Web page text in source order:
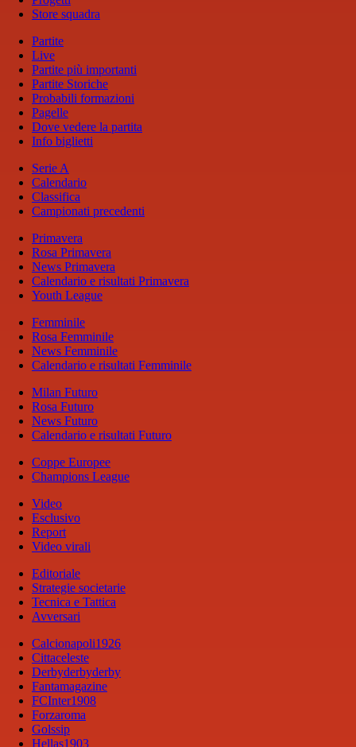
Store squadra
Partite
Live
Partite più importanti
Partite Storiche
Probabili formazioni
Pagelle
Dove vedere la partita
Info biglietti
Serie A
Calendario
Classifica
Campionati precedenti
Primavera
Rosa Primavera
News Primavera
Calendario e risultati Primavera
Youth League
Femminile
Rosa Femminile
News Femminile
Calendario e risultati Femminile
Milan Futuro
Rosa Futuro
News Futuro
Calendario e risultati Futuro
Coppe Europee
Champions League
Video
Esclusivo
Report
Video virali
Editoriale
Strategie societarie
Tecnica e Tattica
Avversari
Calcionapoli1926
Cittaceleste
Derbyderbyderby
Fantamagazine
FCInter1908
Forzaroma
Golssip
Hellas1903